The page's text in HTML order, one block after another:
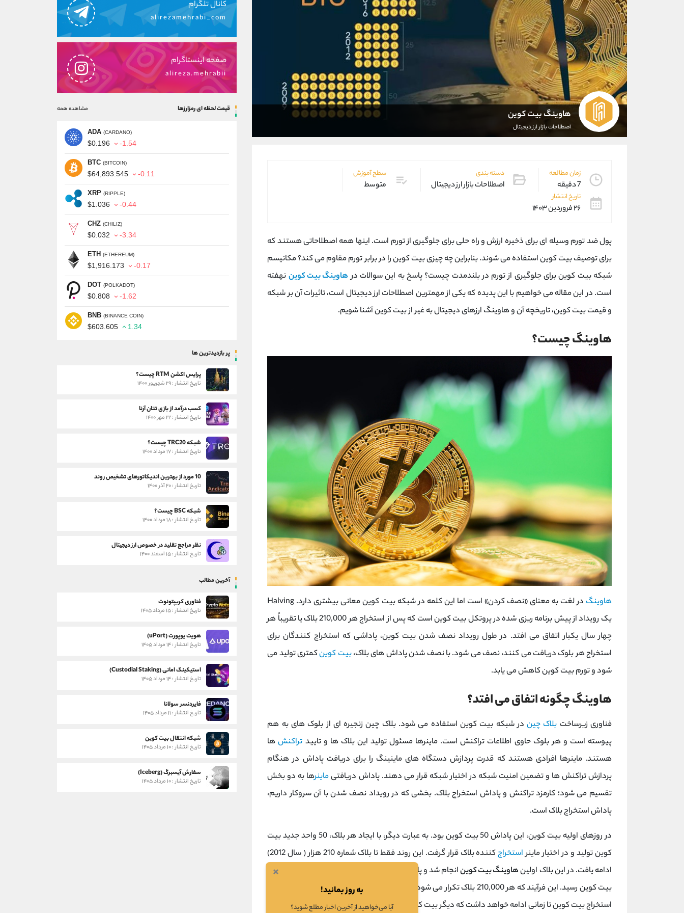
هاوینگ بیت کوین
اصطلاحات بازار ارز دیجیتال
زمان مطالعه
7 دقیقه
دسته بندی
اصطلاحات بازار ارز دیجیتال
سطح آموزش
متوسط
تاریخ انتشار
۲۶ فروردین ۱۴۰۳
پول ضد تورم وسیله ای برای ذخیره ارزش و راه حلی برای جلوگیری از تورم است. اینها همه اصطلاحاتی هستند که
برای توصیف بیت کوین استفاده می شوند. بنابراین چه چیزی بیت کوین را در برابر تورم مقاوم می کند؟ مکانیسم
شبکه بیت کوین برای جلوگیری از تورم در بلندمدت چیست؟ پاسخ به این سوالات درهاوینگ بیت کوین نهفته
است. در این مقاله می خواهیم با این پدیده که یکی از مهمترین اصطلاحات ارز دیجیتال است، تاثیرات آن بر شبکه
و قیمت بیت کوین، تاریخچه آن و هاوینگ ارزهای دیجیتال به غیر از بیت کوین آشنا شویم.
هاوینگ چیست؟
هاوینگ
در لغت به معنای «نصف کردن» است اما این کلمه در شبکه بیت کوین معانی بیشتری دارد. Halving
یک رویداد از پیش برنامه ریزی شده در پروتکل بیت کوین است که پس از استخراج هر 210,000 بلاک یا تقریباً هر
چهار سال یکبار اتفاق می افتد. در طول رویداد نصف شدن بیت کوین، پاداشی که استخراج کنندگان برای
استخراج هر بلوک دریافت می کنند، نصف می شود. با نصف شدن پاداش های بلاک،بیت کوینکمتری تولید می
شود و تورم بیت کوین کاهش می یابد.
هاوینگ چگونه اتفاق می افتد؟
فناوری زیرساخت بلاک چیندر شبکه بیت کوین استفاده می شود. بلاک چین زنجیره ای از بلوک های به هم
پیوسته است و هر بلوک حاوی اطلاعات تراکنش است. ماینرها مسئول تولید این بلاک ها و تایید تراکنشها
هستند. ماینرها افرادی هستند که قدرت پردازش دستگاه های ماینینگ را برای دریافت پاداش در هنگام
پردازش تراکنش ها و تضمین امنیت شبکه در اختیار شبکه قرار می دهند. پاداش دریافتیماینرها به دو بخش
تقسیم می شود؛ کارمزد تراکنش و پاداش استخراج بلاک. بخشی که در رویداد نصف شدن با آن سروکار داریم،
پاداش استخراج بلاک است.
در روزهای اولیه بیت کوین، این پاداش 50 بیت کوین بود. به عبارت دیگر، با ایجاد هر بلاک، 50 واحد جدید بیت
کوین تولید و در اختیار ماینراستخراج
کننده بلاک قرار گرفت. این روند فقط تا بلاک شماره 210 هزار ( سال 2012)
ادامه یافت. در این بلاک اولینهاوینگ بیت کوین
انجام شد و پاداش استخراج ماینر در هر بلاک نصف شد و به ۲۵
بیت کوین رسید. این فرآیند که هر 210,000 بلاک تکرار می شود، از ابتدا در کد بیت کوین برنامه ریزی شده است.
استخراج بیت کوین تا زمانی ادامه خواهد داشت که دیگر بیت کوینی برای استخراج وجود نداشته باشد.
کانال تلگرام
alirezamehrabi_com
صفحه اینستاگرام
alireza.mehrabii
قیمت لحظه ای رمزارزها مشاهده همه
ADA (CARDANO)
$0.196 -1.54
BTC (BITCOIN)
$64,893.545 -0.11
XRP (RIPPLE)
$1.036 -0.44
CHZ (CHILIZ)
$0.032 -3.34
ETH (ETHEREUM)
$1,916.173 -0.17
DOT (POLKADOT)
$0.808 -1.62
BNB (BINANCE COIN)
$603.605 1.34
پر بازدیدترین ها
پرایس اکشن RTM چیست؟
تاریخ انتشار : ۲۹ شهریور ۱۴۰۰
کسب درآمد از بازی تتان آرنا
تاریخ انتشار : ۲۲ مهر ۱۴۰۰
شبکه TRC20 چیست؟
تاریخ انتشار : ۱۷ مرداد ۱۴۰۰
10 مورد از بهترین اندیکاتورهای تشخیص روند
تاریخ انتشار : ۲۰ آذر ۱۴۰۰
شبکه BSC چیست؟
تاریخ انتشار : ۱۸ مرداد ۱۴۰۰
نظر مراجع تقلید در خصوص ارز دیجیتال
تاریخ انتشار : ۱۵ اسفند ۱۴۰۰
آخرین مطالب
فناوری کریپتونوت
تاریخ انتشار : ۱۵ مرداد ۱۴۰۵
هویت یوپورت (uPort)
تاریخ انتشار : ۱۴ مرداد ۱۴۰۵
استیکینگ امانی (Custodial Staking)
تاریخ انتشار : ۱۴ مرداد ۱۴۰۵
فایردنسر سولانا
تاریخ انتشار : ۱۱ مرداد ۱۴۰۵
شبکه انتقال بیت کوین
تاریخ انتشار : ۱۰ مرداد ۱۴۰۵
سفارش آیسبرگ (Iceberg)
تاریخ انتشار : ۱۰ مرداد ۱۴۰۵
×
به روز بمانید!
آیا می‌خواهید از آخرین اخبار مطلع شوید؟